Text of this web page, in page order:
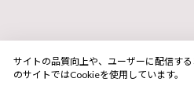
サイトの品質向上や、ユーザーに配信す
のサイトではCookieを使用しています。